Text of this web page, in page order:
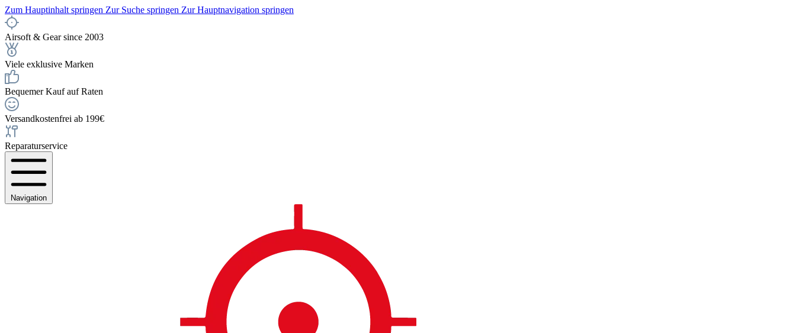
Zum Hauptinhalt springen Zur Suche springen Zur Hauptnavigation springen
Airsoft & Gear since 2003
Viele exklusive Marken
Bequemer Kauf auf Raten
Versandkostenfrei ab 199€
Reparaturservice
Navigation